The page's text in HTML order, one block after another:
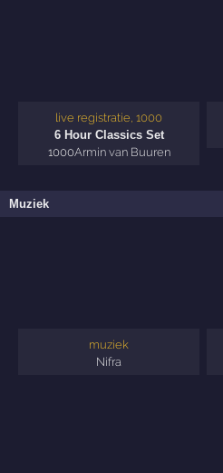
live registratie, 1000
6 Hour Classics Set
1000Armin van Buuren
Muziek
muziek
Nifra